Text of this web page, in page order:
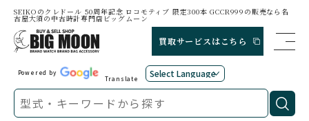
SEIKOのクレドール 50周年記念 ロコモティブ 限定300本 GCCR999の販売なら名
古屋大須の中古時計専門店ビッグムーン
買取サービスはこちら
Powered by
Translate